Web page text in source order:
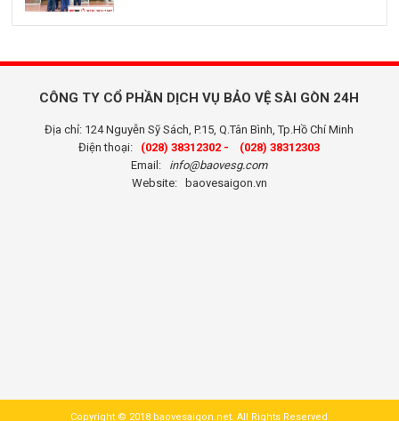
CÔNG TY CỔ PHẦN DỊCH VỤ BẢO VỆ SÀI GÒN 24H
Địa chỉ: 124 Nguyễn Sỹ Sách, P.15, Q.Tân Bình, Tp.Hồ Chí Minh
Điện thoại: (028) 38312302 -
(028) 38312303
Email: info@baovesg.com
Website:
baovesaigon.vn
Copyright © 2018 baovesaigon.net. All Rights Reserved